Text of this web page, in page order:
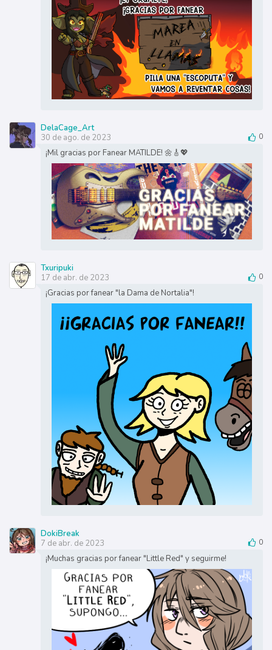
DelaCage_Art
30 de ago. de 2023
0
¡Mil gracias por Fanear MATILDE! 🌼🎸💖
Txuripuki
17 de abr. de 2023
0
¡Gracias por fanear "la Dama de Nortalia"!
DokiBreak
7 de abr. de 2023
0
¡Muchas gracias por fanear "Little Red" y seguirme!